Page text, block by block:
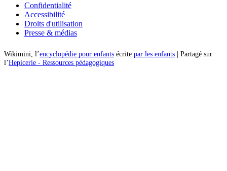
Confidentialité
Accessibilité
Droits d'utilisation
Presse & médias
Wikimini, l’encyclopédie pour enfants écrite par les enfants | Partagé sur
l’Hepicerie - Ressources pédagogiques